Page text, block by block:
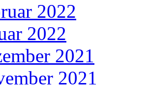
2022
2022
2021
2021